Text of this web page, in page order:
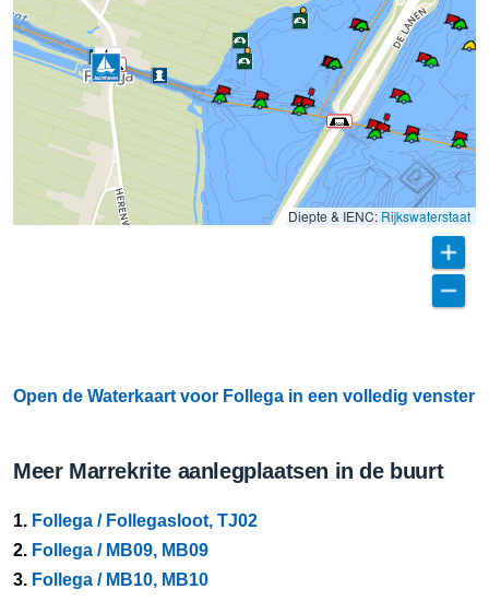
Diepte & IENC: Rijkswaterstaat
Open de Waterkaart voor Follega in een volledig venster
Meer Marrekrite aanlegplaatsen in de buurt
1. Follega / Follegasloot, TJ02
2. Follega / MB09, MB09
3. Follega / MB10, MB10